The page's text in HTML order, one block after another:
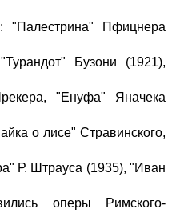
"Палестрина" Пфицнера
Бузони (1921),
"Енуфа" Яначека
о лисе" Стравинского,
Р. Штрауса (1935), "Иван
оперы Римского-